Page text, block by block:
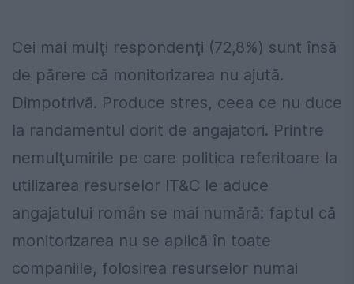
Cei mai mulţi respondenţi (72,8%) sunt însă
de părere că monitorizarea nu ajută.
Dimpotrivă. Produce stres, ceea ce nu duce
la randamentul dorit de angajatori. Printre
nemulţumirile pe care politica referitoare la
utilizarea resurselor IT&C le aduce
angajatului român se mai numără: faptul că
monitorizarea nu se aplică în toate
companiile, folosirea resurselor numai